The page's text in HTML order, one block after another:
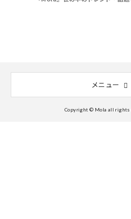
メニュー
Copyright © Mola all rights